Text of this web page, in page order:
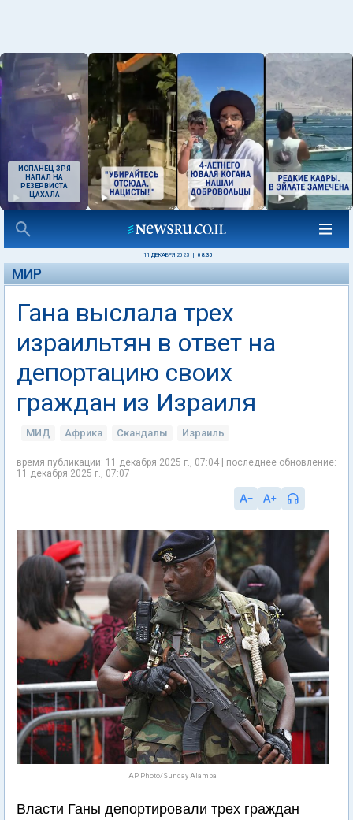
ИСПАНЕЦ ЗРЯ
НАПАЛ НА
РЕЗЕРВИСТА
ЦАХАЛА
11 ДЕКАБРЯ 2025 08:35
МИР
Гана выслала трех
израильтян в ответ на
депортацию своих
граждан из Израиля
МИД Африка Скандалы Израиль
время публикации: 11 декабря 2025 г., 07:04 | последнее обновление:
11 декабря 2025 г., 07:07
AP Photo/Sunday Alamba
Власти Ганы депортировали трех граждан